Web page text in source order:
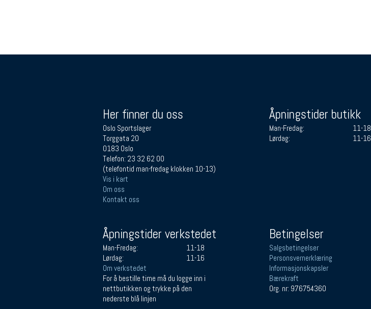
Her finner du oss
Oslo Sportslager
Torggata 20
0183 Oslo
Telefon: 23 32 62 00
(telefontid man-fredag klokken 10-13)
Vis i kart
Om oss
Kontakt oss
Åpningstider butikk
Man-Fredag:
11-18
Lørdag:
11-16
Åpningstider verkstedet
Man-Fredag:
11-18
Lørdag:
11-16
Om verkstedet
For å bestille time må du logge inn i
nettbutikken og trykke på den
nederste blå linjen
Betingelser
Salgsbetingelser
Personsvernerklæring
Informasjonskapsler
Bærekraft
Org. nr: 976754360